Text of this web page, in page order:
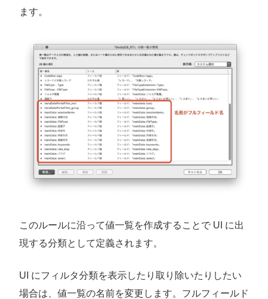
ます。
このルールに沿って値一覧を作成することで UI に出
現する分類として定義されます。
UI にフィルタ分類を表示したり取り除いたりしたい
場合は、値一覧の名前を変更します。フルフィールド